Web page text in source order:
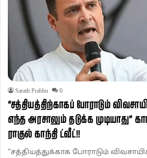
Sarath Prabhu 0
“சத்தியத்திற்காகப் போராடும்
எந்த அரசாலும் தடுக்க முடியாது”
ராகுல் காந்தி ட்வீட்!!
“சத்தியத்துக்காக போராடும்